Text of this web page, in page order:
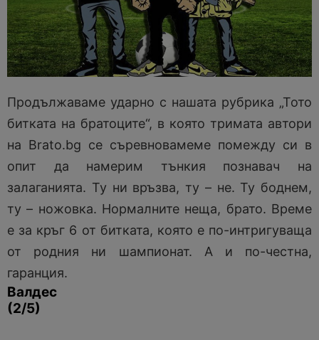
Продължаваме ударно с нашата рубрика „Тото
битката на братоците“, в която тримата автори
на Brato.bg се съревновамеме помежду си в
опит да намерим тънкия познавач на
залаганията. Ту ни връзва, ту – не. Ту боднем,
ту – ножовка. Нормалните неща, брато. Време
е за кръг 6 от битката, която е по-интригуваща
от родния ни шампионат. А и по-честна,
гаранция.
Валдес
(2/5)